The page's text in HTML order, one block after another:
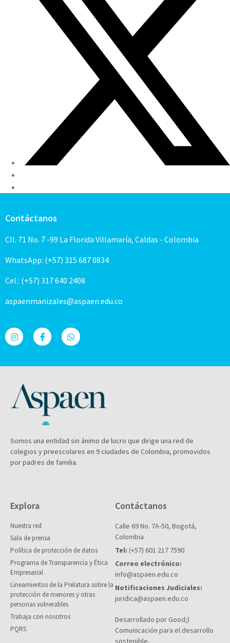
Contáctanos
Cll. 71 No. 7 -99 La Florida Villamaría, Caldas - Colombia
WhatsApp: (+57) 315 687 0834
Cel.: (+57) 317 640 2408
aspaenmanizales@aspaen.edu.co
Somos una entidad sin ánimo de lucro que dirige una red de
colegios y preescolares en 9 ciudades de Colombia, promovidos
por padres de familia.
Explora
Nuestra red
Sala de prensa
Política de protección de datos
Programa de Transparencia y Ética
Empresarial
Lineamientos de la Prelatura sobre la
protección de menores y otras
personas vulnerables
Trabaja con nosotros
PQRS
Contáctanos
Calle 69 No. 7A-50, Bogotá,
Colombia
Tel: (+57) 601 217 7590
Correo electrónico:
info@aspaen.edu.co
Notificaciones Judiciales:
juridica@aspaen.edu.co
Desarrollado por Good;)
Comunicación para el desarrollo
sostenible.